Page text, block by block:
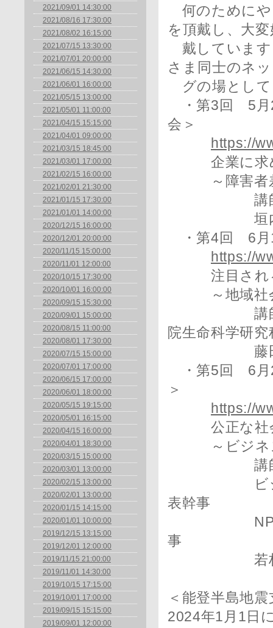
2021/09/01 14:30:00
2021/08/16 17:30:00
2021/08/02 16:15:00
2021/07/15 13:30:00
2021/07/01 20:00:00
2021/06/15 14:30:00
2021/06/01 16:00:00
2021/05/15 13:00:00
2021/05/01 11:00:00
2021/04/15 15:15:00
2021/04/01 09:00:00
2021/03/15 18:45:00
2021/03/01 17:00:00
2021/02/15 16:00:00
2021/02/01 21:30:00
2021/01/15 17:30:00
2021/01/01 14:00:00
2020/12/15 16:00:00
2020/12/01 20:00:00
2020/11/15 15:00:00
2020/11/01 12:00:00
2020/10/15 17:30:00
2020/10/01 16:00:00
2020/09/15 15:30:00
2020/09/01 15:00:00
2020/08/15 11:00:00
2020/08/01 17:30:00
2020/07/15 15:00:00
2020/07/01 17:00:00
2020/06/15 17:00:00
2020/06/01 18:00:00
2020/05/15 19:15:00
2020/05/01 16:15:00
2020/04/15 16:00:00
2020/04/01 18:30:00
2020/03/15 15:00:00
2020/03/01 13:00:00
2020/02/15 13:00:00
2020/02/01 13:00:00
2020/01/15 14:15:00
2020/01/01 10:00:00
2019/12/15 13:15:00
2019/12/01 12:00:00
2019/11/15 21:00:00
2019/11/01 14:30:00
2019/10/15 17:15:00
2019/10/01 17:00:00
2019/09/15 15:15:00
2019/09/01 12:00:00
何のためにや
を頂戴し、大
戴しています
さま同士のネ
グの場として
・第3回 5月
会＞
https://
企業に求め
～障害者差
講師：株
垣内 俊
・第4回 6月
https://
注目される
～地域社会
講師：東北
院生命科学研究
藤田
・第5回 6月
＞
https://
公正な社会
～ビジネス
講師：
ビジネス
表幹事
NPO法人
事
若林 秀
＜能登半島地
2024年1月1日